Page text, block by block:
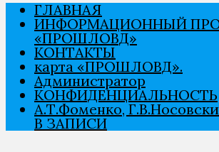
ГЛАВНАЯ
ИНФОРМАЦИОННЫЙ
«ПРОШЛОВѢД»
КОНТАКТЫ
карта «ПРОШЛОВѢД».
Администратор
КОНФИДЕНЦИАЛЬНОСТЬ
А.Т.Фоменко,
В ЗАПИСИ